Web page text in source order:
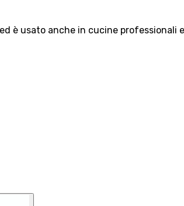
è usato anche in cucine professionali